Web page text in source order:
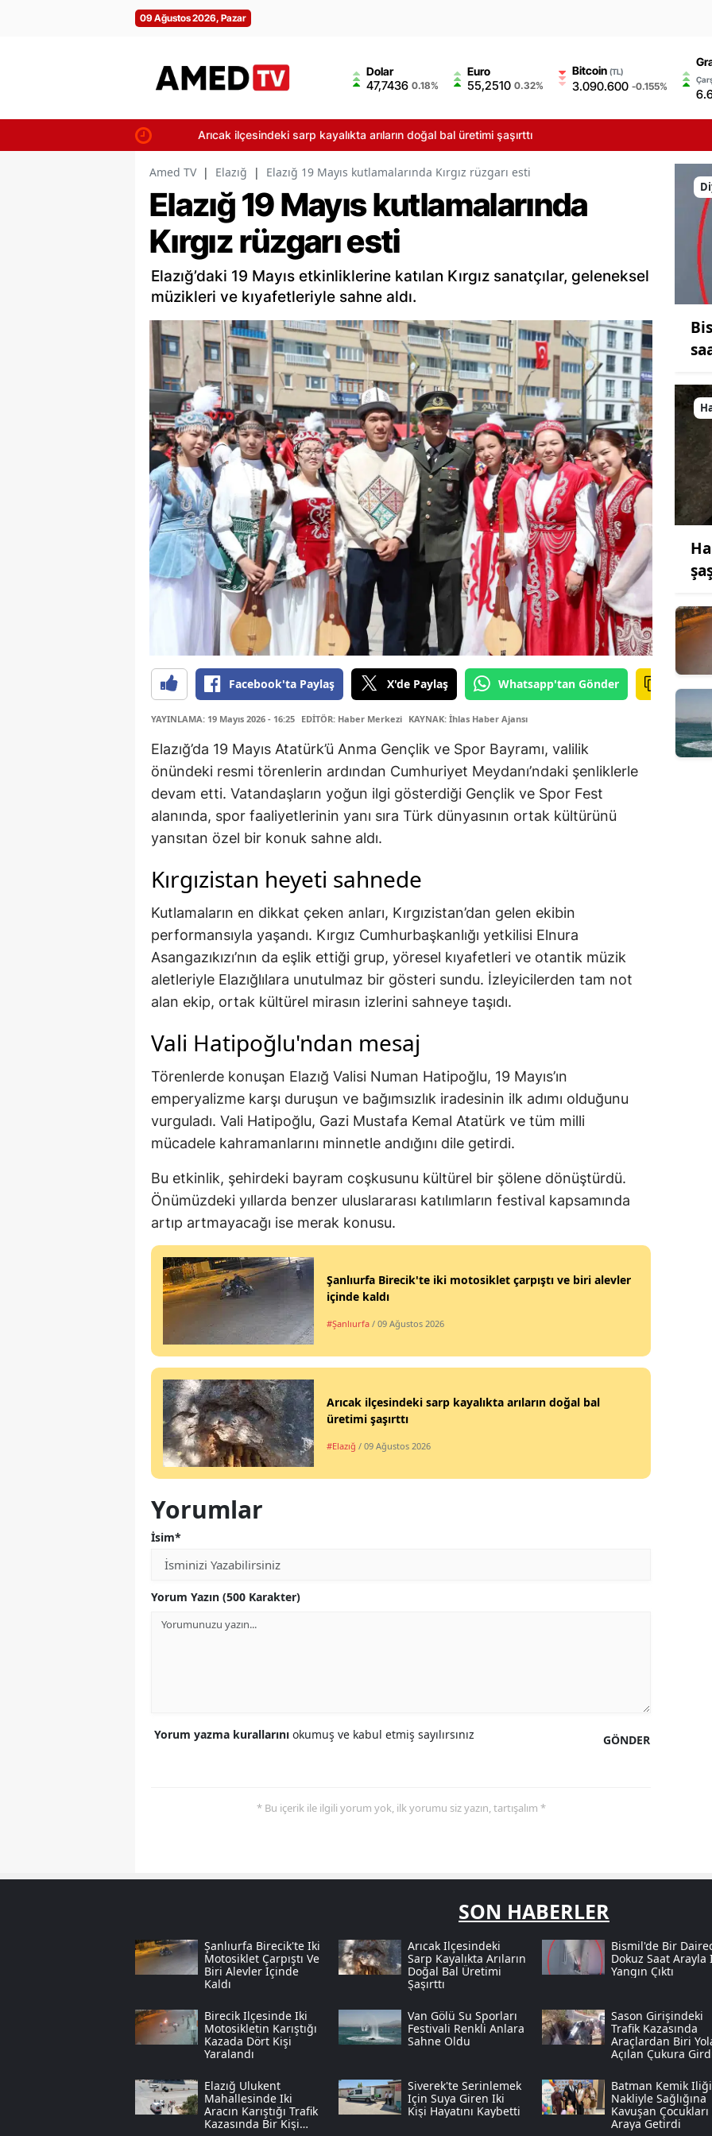
09 Ağustos 2026, Pazar
Dolar
47,7436 0.18%
Euro
55,2510 0.32%
Bitcoin (TL)
3.090.600 -0.155%
Arıcak ilçesindeki sarp kayalıkta arıların doğal bal üretimi şaşırttı
Amed TV | Elazığ | Elazığ 19 Mayıs kutlamalarında Kırgız rüzgarı esti
Elazığ 19 Mayıs kutlamalarında
Kırgız rüzgarı esti
Elazığ’daki 19 Mayıs etkinliklerine katılan Kırgız sanatçılar, geleneksel
müzikleri ve kıyafetleriyle sahne aldı.
Facebook'ta Paylaş X'de Paylaş Whatsapp'tan Gönder
YAYINLAMA: 19 Mayıs 2026 - 16:25 EDİTÖR: Haber Merkezi KAYNAK: İhlas Haber Ajansı
Elazığ’da 19 Mayıs Atatürk’ü Anma Gençlik ve Spor Bayramı, valilik
önündeki resmi törenlerin ardından Cumhuriyet Meydanı’ndaki şenliklerle
devam etti. Vatandaşların yoğun ilgi gösterdiği Gençlik ve Spor Fest
alanında, spor faaliyetlerinin yanı sıra Türk dünyasının ortak kültürünü
yansıtan özel bir konuk sahne aldı.
Kırgızistan heyeti sahnede
Kutlamaların en dikkat çeken anları, Kırgızistan’dan gelen ekibin
performansıyla yaşandı. Kırgız Cumhurbaşkanlığı yetkilisi Elnura
Asangazıkızı’nın da eşlik ettiği grup, yöresel kıyafetleri ve otantik müzik
aletleriyle Elazığlılara unutulmaz bir gösteri sundu. İzleyicilerden tam not
alan ekip, ortak kültürel mirasın izlerini sahneye taşıdı.
Vali Hatipoğlu'ndan mesaj
Törenlerde konuşan Elazığ Valisi Numan Hatipoğlu, 19 Mayıs’ın
emperyalizme karşı duruşun ve bağımsızlık iradesinin ilk adımı olduğunu
vurguladı. Vali Hatipoğlu, Gazi Mustafa Kemal Atatürk ve tüm milli
mücadele kahramanlarını minnetle andığını dile getirdi.
Bu etkinlik, şehirdeki bayram coşkusunu kültürel bir şölene dönüştürdü.
Önümüzdeki yıllarda benzer uluslararası katılımların festival kapsamında
artıp artmayacağı ise merak konusu.
Şanlıurfa Birecik'te iki motosiklet çarpıştı ve biri alevler
içinde kaldı
#Şanlıurfa / 09 Ağustos 2026
Arıcak ilçesindeki sarp kayalıkta arıların doğal bal
üretimi şaşırttı
#Elazığ / 09 Ağustos 2026
Yorumlar
İsim*
Yorum Yazın (500 Karakter)
GÖNDER
Yorum yazma kurallarını okumuş ve kabul etmiş sayılırsınız
* Bu içerik ile ilgili yorum yok, ilk yorumu siz yazın, tartışalım *
SON HABERLER
Şanlıurfa Birecik'te Iki
Motosiklet Çarpıştı Ve
Biri Alevler Içinde
Kaldı
Arıcak Ilçesindeki
Sarp Kayalıkta Arıların
Doğal Bal Üretimi
Şaşırttı
Bismil'de Bir
Dokuz Saat Arayla
Yangın Çıktı
Birecik Ilçesinde Iki
Motosikletin Karıştığı
Kazada Dört Kişi
Yaralandı
Van Gölü Su Sporları
Festivali Renkli Anlara
Sahne Oldu
Sason Girişindeki
Trafik Kazasında
Araçlardan Biri
Açılan Çukura
Elazığ Ulukent
Mahallesinde Iki
Aracın Karıştığı Trafik
Kazasında Bir Kişi
Siverek'te Serinlemek
Için Suya Giren Iki
Kişi Hayatını Kaybetti
Batman Kemik Iliği
Nakliyle Sağlığına
Kavuşan
Araya Getirdi